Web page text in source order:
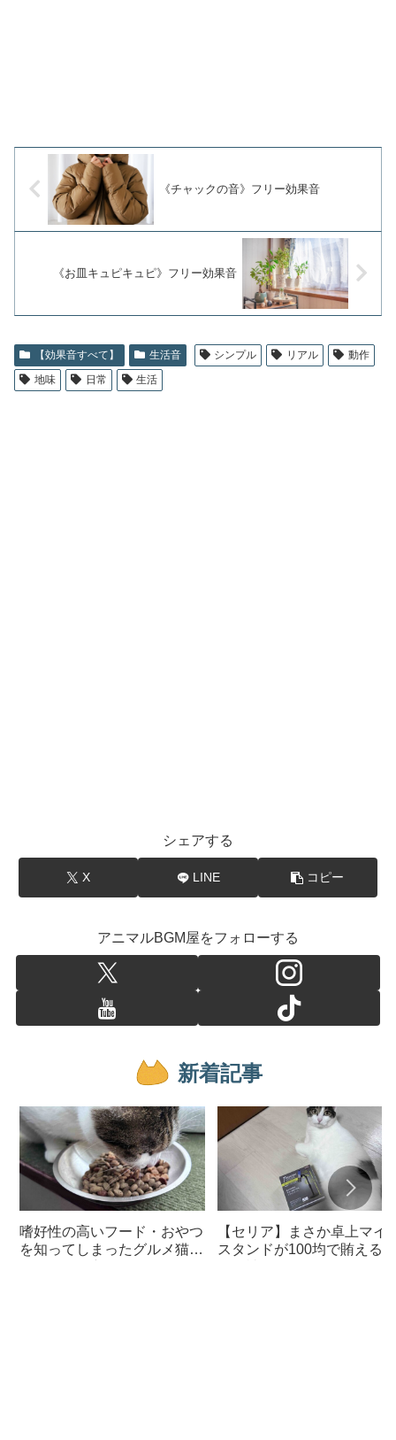
《チャックの音》フリー効果音
《お皿キュピキュピ》フリー効果音
【効果音すべて】 生活音 シンプル リアル
動作
地味
日常 生活
シェアする
X LINE コピー
アニマルBGM屋をフォローする
新着記事
嗜好性の高いフード・おやつ
を知ってしまったグルメ猫の
【セリア】まさか卓上マイ
スタンドが100均で賄えるな